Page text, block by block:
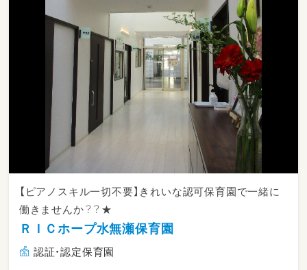
【ピアノスキル一切不要】きれいな認可保育園で一緒に
働きませんか？？★
ＲＩＣホープ水無瀬保育園
認証・認定保育園